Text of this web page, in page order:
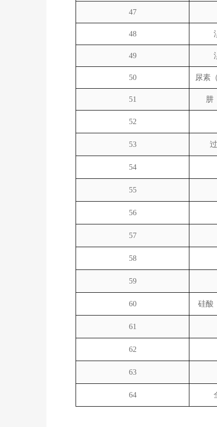
47
48
49
50 尿素
51 肼
52
53
54
55
56
57
58
59
60 硅酸
61
62
63
64